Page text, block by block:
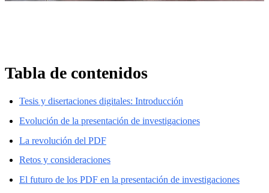
Tabla de contenidos
Tesis y disertaciones digitales: Introducción
Evolución de la presentación de investigaciones
La revolución del PDF
Retos y consideraciones
El futuro de los PDF en la presentación de investigaciones